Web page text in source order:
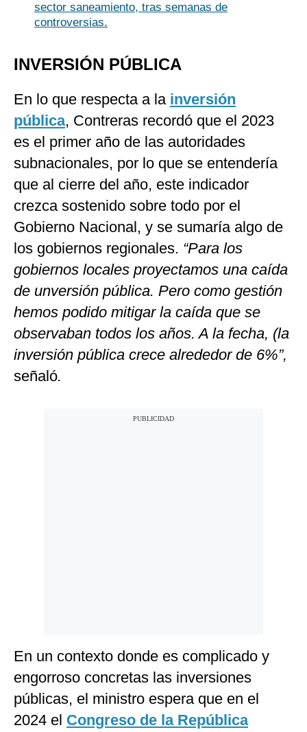
sector saneamiento, tras semanas de
controversias.
INVERSIÓN PÚBLICA
En lo que respecta a la inversión
pública, Contreras recordó que el 2023
es el primer año de las autoridades
subnacionales, por lo que se entendería
que al cierre del año, este indicador
crezca sostenido sobre todo por el
Gobierno Nacional, y se sumaría algo de
los gobiernos regionales. “Para los
gobiernos locales proyectamos una caída
de unversión pública. Pero como gestión
hemos podido mitigar la caída que se
observaban todos los años. A la fecha, (la
inversión pública crece alrededor de 6%”,
señaló.
En un contexto donde es complicado y
engorroso concretas las inversiones
públicas, el ministro espera que en el
2024 el Congreso de la República